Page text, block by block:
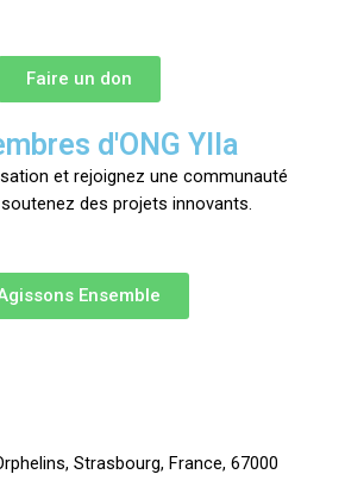
Faire un don
d'ONG Ylla
et rejoignez une communauté
des projets innovants.
Ensemble
Strasbourg, France, 67000